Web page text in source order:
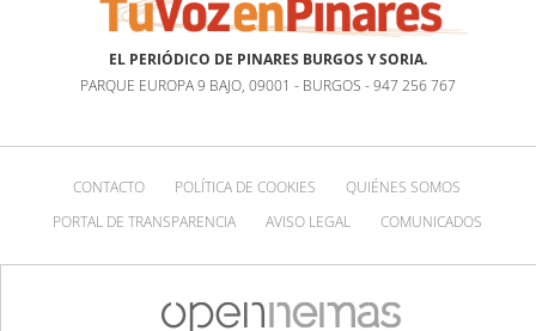
EL PERIÓDICO DE PINARES BURGOS Y SORIA.
PARQUE EUROPA 9 BAJO, 09001 - BURGOS - 947 256 767
CONTACTO POLÍTICA DE COOKIES
QUIÉNES SOMOS
PORTAL DE TRANSPARENCIA
AVISO LEGAL COMUNICADOS